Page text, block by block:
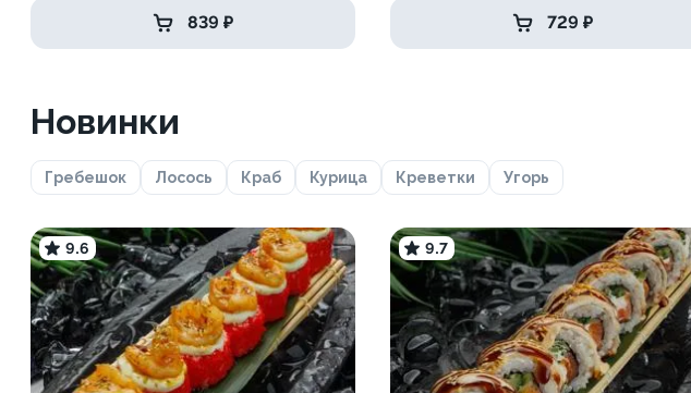
839 ₽ 729 ₽
Новинки
Гребешок Лосось Краб Курица Креветки Угорь
9.6 9.7